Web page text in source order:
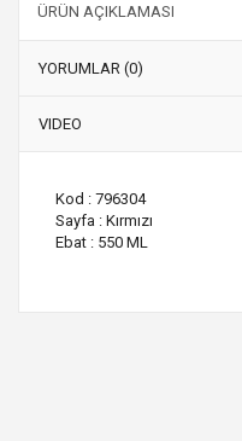
ÜRÜN AÇIKLAMASI
YORUMLAR (0)
VIDEO
Kod : 796304
Sayfa : Kırmızı
Ebat : 550 ML